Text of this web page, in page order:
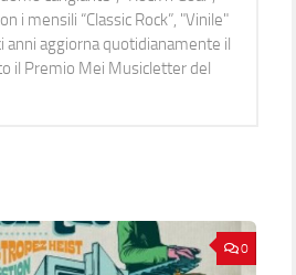
i mensili “Classic Rock”, "Vinile"
anni aggiorna quotidianamente il
il Premio Mei Musicletter del
0